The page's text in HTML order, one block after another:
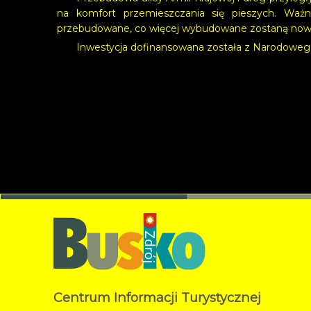
na komfort przemieszczania się pieszych.
przebudowane, co więcej wybudowane zostaną
Inwestycja dofinansowana została z
Centrum Informacji Turystycznej